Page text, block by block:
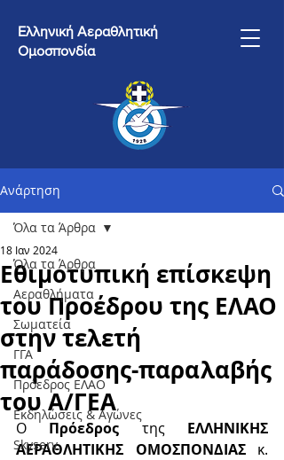
Ελληνική Αεραθλητική
Ομοσπονδία
Ανάρτηση
Όλα τα Άρθρα
Αεραθλήματα
Σωματεία
ΓΓΑ
Πρόεδρος ΕΛΑΟ
Εκδηλώσεις & Aγώνες
Skyserv
Όλα τα Άρθρα
Εθιμοτυπική επίσκεψη
του Προέδρου της ΕΛΑΟ
στην τελετή
παράδοσης-παραλαβής
του Α/ΓΕΑ
18 Ιαν 2024
Ο Πρόεδρος της ΕΛΛΗΝΙΚΗΣ
ΑΕΡΑΘΛΗΤΙΚΗΣ ΟΜΟΣΠΟΝΔΙΑΣ κ.